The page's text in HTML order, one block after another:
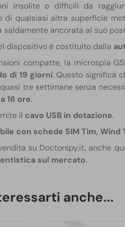
insolite o difficili da
di qualsiasi altra superficie
saldamente ancorata al suo
dispositivo è costituito dalla
compatte, la microspia
di 19 giorni. Questo significa
tre settimane senza
16 ore.
il cavo USB in dotazione.
con schede SIM Tim, Wind
su Doctorspy.it, anche
sul mercato.
. Saremo lieti di
dopo l’acquisto, aiutarti con la
anche...